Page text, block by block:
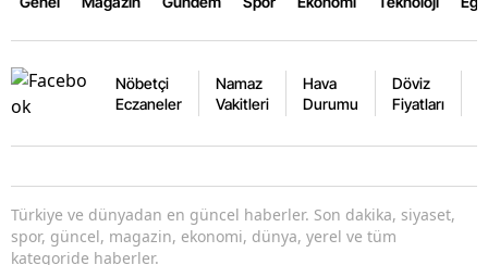
Nöbetçi
Eczaneler
Namaz
Vakitleri
Hava
Durumu
Döviz
Fiyatları
Türkiye ve dünyadan en güncel haberler. Son dakika, siyaset,
spor, güncel, magazin, ekonomi, dünya, yerel ve tüm
kategoride haberler.